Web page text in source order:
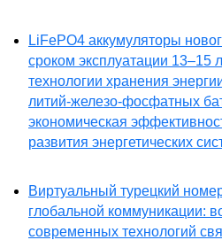
LiFePO4 аккумуляторы
сроком эксплуатации 13–15
технологии хранения
литий-железо-фосфатных
экономическая
развития энергетических
Виртуальный турецкий
глобальной коммуникации:
современных технологий